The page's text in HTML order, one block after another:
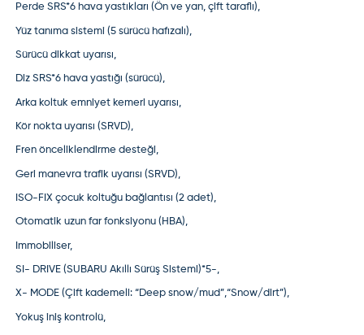
Perde SRS*6 hava yastıkları (Ön ve yan, çift taraflı),
Yüz tanıma sistemi (5 sürücü hafızalı),
Sürücü dikkat uyarısı,
Diz SRS*6 hava yastığı (sürücü),
Arka koltuk emniyet kemeri uyarısı,
Kör nokta uyarısı (SRVD),
Fren önceliklendirme desteği,
Geri manevra trafik uyarısı (SRVD),
ISO-FIX çocuk koltuğu bağlantısı (2 adet),
Otomatik uzun far fonksiyonu (HBA),
Immobiliser,
SI- DRIVE (SUBARU Akıllı Sürüş Sistemi)*5-,
X- MODE (Çift kademeli: “Deep snow/mud”,“Snow/dirt”),
Yokuş iniş kontrolü,